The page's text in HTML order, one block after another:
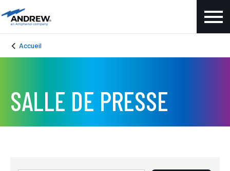
Accueil
SALLE DE PRESSE